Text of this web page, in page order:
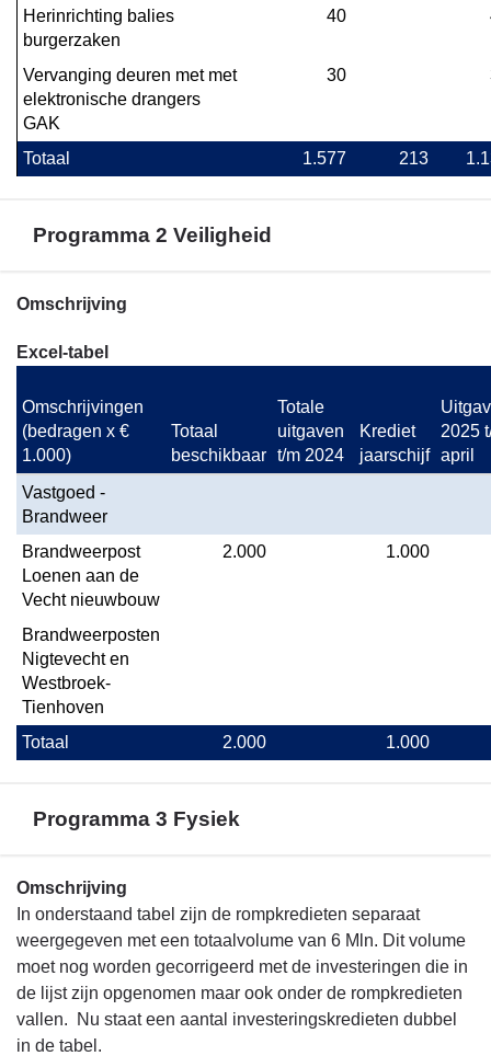
Herinrichting balies
burgerzaken
40
Vervanging deuren met met
elektronische drangers
GAK
30
Totaal 1.577 213
Programma 2 Veiligheid
Terug
navigatie
Bijlage
Investeringen
Programma
Veiligheid
Omschrijving
Excel-tabel
Omschrijvingen
(bedragen x €
1.000)
Totaal
beschikbaar
Totale
uitgaven
t/m 2024
Krediet
jaarschijf
2025
april
Vastgoed -
Brandweer
Brandweerpost
Loenen aan de
Vecht nieuwbouw
2.000 1.000
Brandweerposten
Nigtevecht en
Westbroek-
Tienhoven
Totaal
2.000 1.000
Programma 3 Fysiek
Terug
naar
navigatie
Bijlage
Investeringen
Omschrijving
In onderstaand tabel zijn de rompkredieten separaat
weergegeven met een totaalvolume van 6 Mln. Dit volume
moet nog worden gecorrigeerd met de investeringen die in
de lijst zijn opgenomen maar ook onder de rompkredieten
vallen. Nu staat een aantal investeringskredieten dubbel
in de tabel.